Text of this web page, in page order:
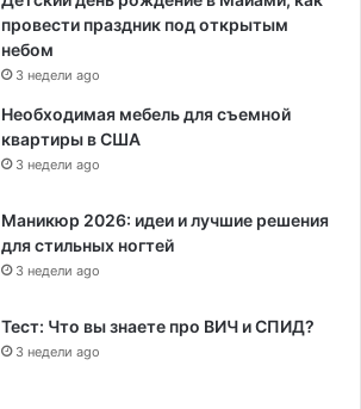
провести праздник под открытым
небом
3 недели ago
Необходимая мебель для съемной
квартиры в США
3 недели ago
Маникюр 2026: идеи и лучшие решения
для стильных ногтей
3 недели ago
Тест: Что вы знаете про ВИЧ и СПИД?
3 недели ago